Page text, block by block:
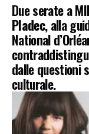
Due serate a
Pladec, alla
National
dalle questioni
culturale.